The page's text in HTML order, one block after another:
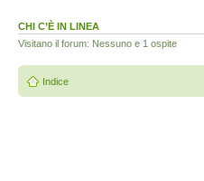
CHI C’È IN LINEA
Visitano il forum: Nessuno e 1 ospite
Indice